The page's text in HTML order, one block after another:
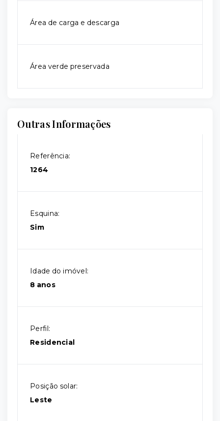
Área de carga e descarga
Área verde preservada
Outras Informações
Referência:
1264
Esquina:
Sim
Idade do imóvel:
8 anos
Perfil:
Residencial
Posição solar:
Leste